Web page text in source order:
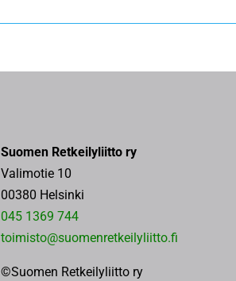
Suomen Retkeilyliitto ry
Valimotie 10
00380 Helsinki
045 1369 744
toimisto@suomenretkeilyliitto.fi
©Suomen Retkeilyliitto ry